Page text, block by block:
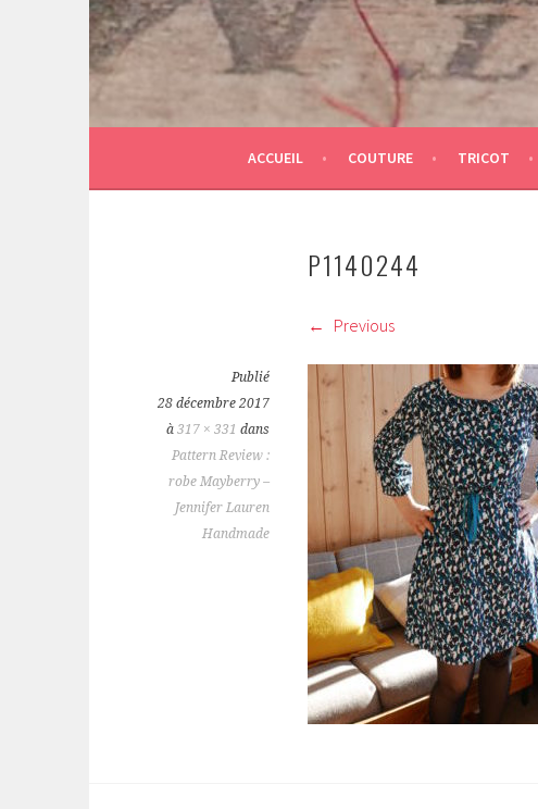
ACCUEIL COUTURE TRICOT
P1140244
Previous
Publié
28 décembre 2017
à 317 × 331 dans
Pattern Review :
robe Mayberry –
Jennifer Lauren
Handmade